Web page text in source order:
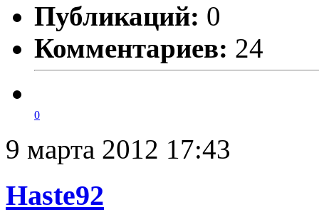
Публикаций: 0
Комментариев: 24
0
9 марта 2012 17:43
Haste92